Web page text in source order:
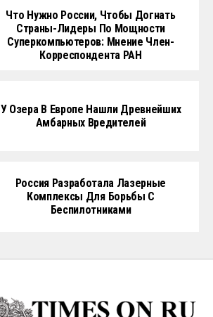
Что Нужно России, Чтобы Догнать
Страны-Лидеры По Мощности
Суперкомпьютеров: Мнение Член-
Корреспондента РАН
У Озера В Европе Нашли Древнейших
Амбарных Вредителей
Россия Разработала Лазерные
Комплексы Для Борьбы С
Беспилотниками